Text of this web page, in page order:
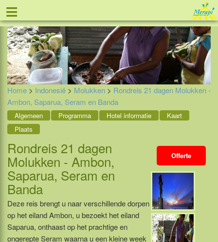
≡ Tel: 088 - 81 11 999
Home > Indonesië > Molukken > Rondreis 21 dagen Molukken -
Ambon, Saparua, Seram en Banda
Algemeen Programma Hotel informatie
Kaart
Plaats
Offerte
Rondreis 21 dagen
Molukken - Ambon,
Saparua, Seram en
Banda
Deze reis brengt u naar verschillende dorpen
op het eiland Ambon, u bezoekt het eiland
Saparua, onthaast op het prachtige en
ongerepte Seram waarna u een kleine week